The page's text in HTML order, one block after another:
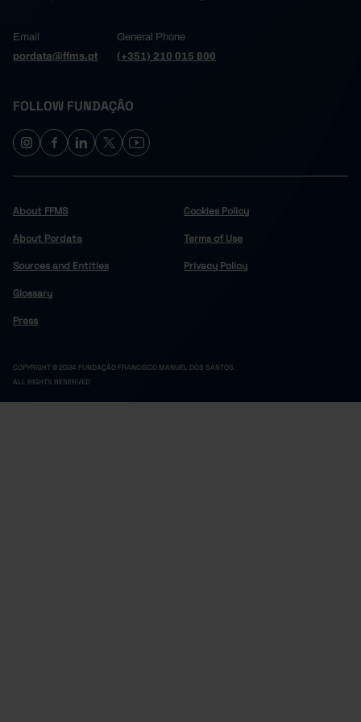
Email
pordata@ffms.pt
General Phone
(+351) 210 015 800
FOLLOW FUNDAÇÃO
About FFMS
About Pordata
Sources and Entities
Glossary
Press
Cookies Policy
Terms of Use
Privacy Policy
COPYRIGHT © 2024 FUNDAÇÃO FRANCISCO MANUEL DOS SANTOS.
ALL RIGHTS RESERVED